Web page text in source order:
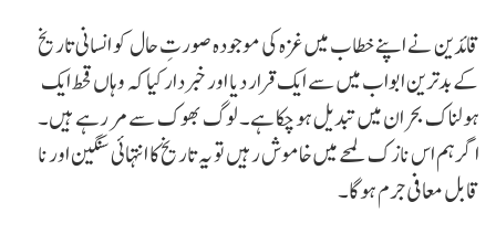
قائدین نے اپنے خطاب میں غزہ کی موجودہ صورتِ حال کو انسانی تاریخ
کے بدترین ابواب میں سے ایک قرار دیا اور خبردار کیا کہ وہاں قحط ایک
ہولناک بحران میں تبدیل ہو چکا ہے۔ لوگ بھوک سے مر رہے ہیں۔
اگر ہم اس نازک لمحے میں خاموش رہیں تو یہ تاریخ کا انتہائی سنگین اور نا
قابل معافی جرم ہوگا۔